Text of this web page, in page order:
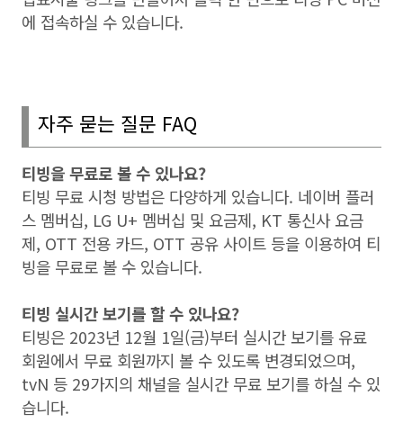
에 접속하실 수 있습니다.
자주 묻는 질문 FAQ
티빙을 무료로 볼 수 있나요?
티빙 무료 시청 방법은 다양하게 있습니다. 네이버 플러
스 멤버십, LG U+ 멤버십 및 요금제, KT 통신사 요금
제, OTT 전용 카드, OTT 공유 사이트 등을 이용하여 티
빙을 무료로 볼 수 있습니다.
티빙 실시간 보기를 할 수 있나요?
티빙은 2023년 12월 1일(금)부터 실시간 보기를 유료
회원에서 무료 회원까지 볼 수 있도록 변경되었으며,
tvN 등 29가지의 채널을 실시간 무료 보기를 하실 수 있
습니다.